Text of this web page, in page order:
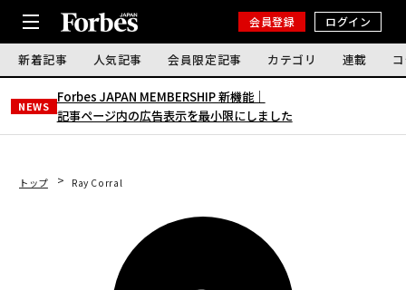
会員登録 ログイン
新着記事 人気記事 会員限定記事 カテゴリ 連載
NEWS
Forbes JAPAN MEMBERSHIP 新機能｜
記事ページ内の広告表示を最小限にしました
トップ Ray Corral